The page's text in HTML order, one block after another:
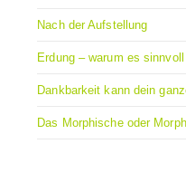
Nach der Aufstellung
Erdung – warum es
Dankbarkeit kann dein
Das Morphische oder